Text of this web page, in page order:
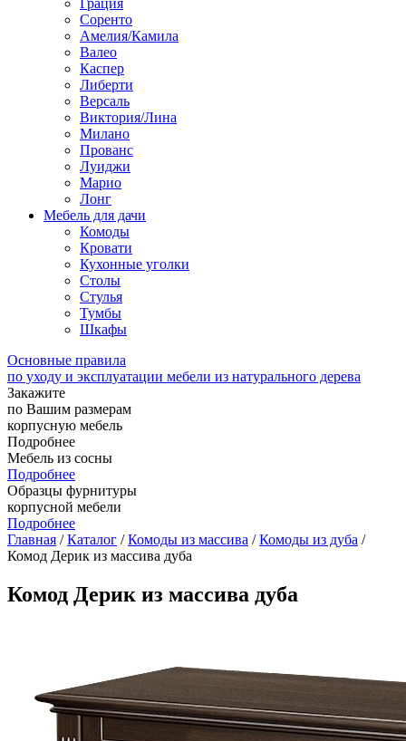
Грация
Соренто
Амелия/Камила
Валео
Каспер
Либерти
Версаль
Виктория/Лина
Милано
Прованс
Луиджи
Марио
Лонг
Мебель для дачи
Комоды
Кровати
Кухонные уголки
Столы
Стулья
Тумбы
Шкафы
Основные правила
по уходу и эксплуатации мебели из натурального дерева
Закажите
по Вашим размерам
корпусную мебель
Подробнее
Мебель из сосны
Подробнее
Образцы фурнитуры
корпусной мебели
Подробнее
Главная /Каталог /Комоды из массива /Комоды из дуба /
Комод Дерик из массива дуба
Комод Дерик из массива дуба